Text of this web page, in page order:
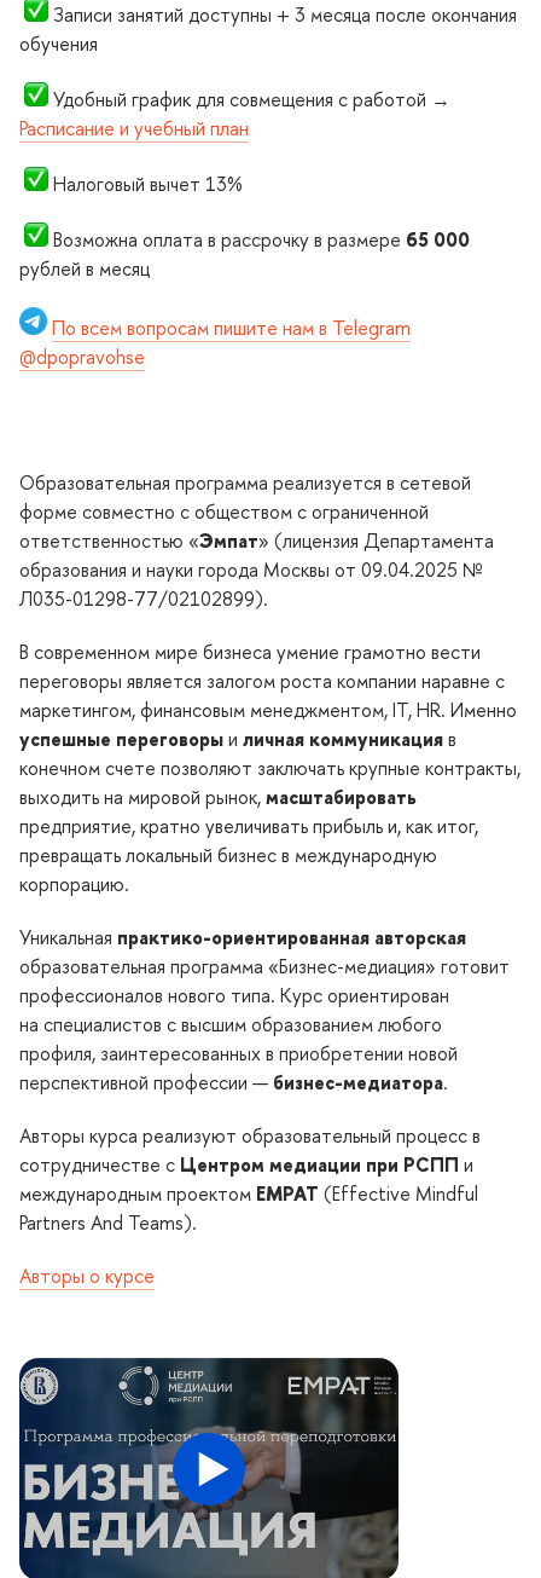
Записи занятий доступны + 3 месяца после окончания
обучения
Удобный график для совмещения с работой →
Расписание и учебный план
Налоговый вычет 13%
озможна оплата в рассрочку в размере 65 000
рублей в месяц
По всем вопросам пишите нам в Telegram
@dpopravohse
Образовательная программа реализуется в сетевой
форме совместно с обществом с ограниченной
ответственностью «Эмпат» (лицензия Департамента
образования и науки города Москвы от 09.04.2025 №
Л035-01298-77/02102899).
современном мире бизнеса умение грамотно вести
переговоры является залогом роста компании наравне с
маркетингом, финансовым менеджментом, IT, HR. Именно
успешные переговорыи личная коммуникация
конечном счете позволяют заключать крупные контракты,
ыходить на мировой рынок,масштабировать
предприятие, кратно увеличивать прибыль и, как итог,
превращать локальный бизнес в международную
корпорацию.
Уникальная практико-ориентированная авторская
образовательная программа «Бизнес-медиация» готовит
профессионалов нового типа. Курс ориентирован
на специалистов с высшим образованием любого
профиля, заинтересованных в приобретении новой
перспективной профессии — изнес-медиатора.
Авторы курса реализуют образовательный процесс
сотрудничестве с Центром медиации при РСПП и
международным проектом EMPAT (Effective Mindful
Partners And Teams).
Авторы о курсе